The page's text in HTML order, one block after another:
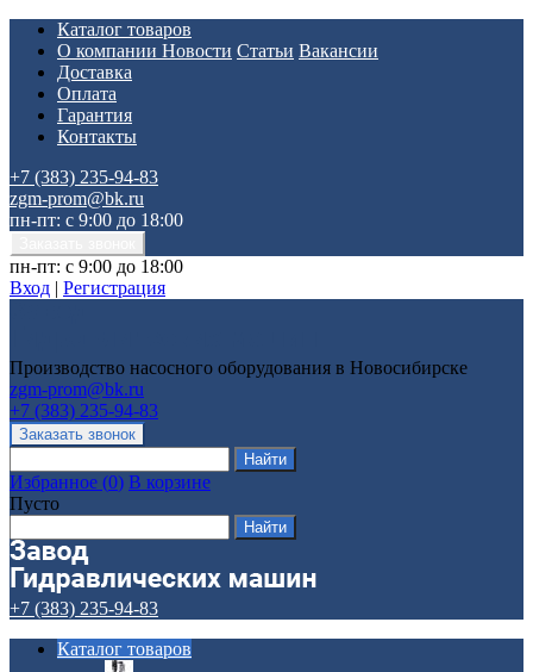
Каталог товаров
О компании Новости Статьи Вакансии
Доставка
Оплата
Гарантия
Контакты
+7 (383) 235-94-83
zgm-prom@bk.ru
пн-пт: с 9:00 до 18:00
пн-пт: с 9:00 до 18:00
Вход | Регистрация
Производство насосного оборудования в Новосибирске
zgm-prom@bk.ru
+7 (383) 235-94-83
Избранное (0) В корзине
Пусто
+7 (383) 235-94-83
Каталог товаров